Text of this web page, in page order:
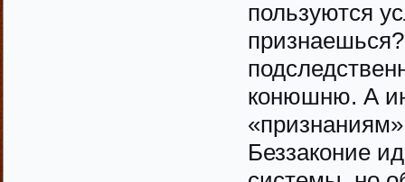
пользуются
конюшню. А
Беззаконие